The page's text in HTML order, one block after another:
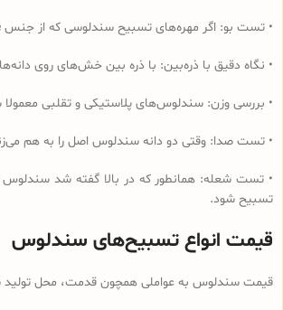
• تست بو: اگر مهره‌های تسبیح‌ سندلوسی که از جنس Bakelite هستند را آنقدر مالش دهید که داغ شود و یا در آب داغ قرار دهید به دلیل وجود فرمالدئید در این نوع رزین، بوی فرمالدئید به مشام می‌رسد.
• نگاه دقیق با ذره‌بین: با ذره بین خش‌های روی
• بررسی وزن: سندلوس‌های پلاستیکی و تقلبی
• تست صدا: وقتی دو دانه سندلوس اصل را به هم
• تست شعله: همانطور که در بالا گفته شد
تسبیح شود.
قیمت انواع تسبیح‌های سندلوس
قیمت سندلوس به عواملی همچون قدمت، محل تولید